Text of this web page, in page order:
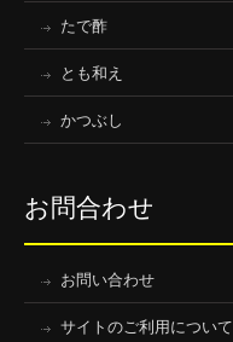
たで酢
とも和え
かつぶし
お問合わせ
お問い合わせ
サイトのご利用について